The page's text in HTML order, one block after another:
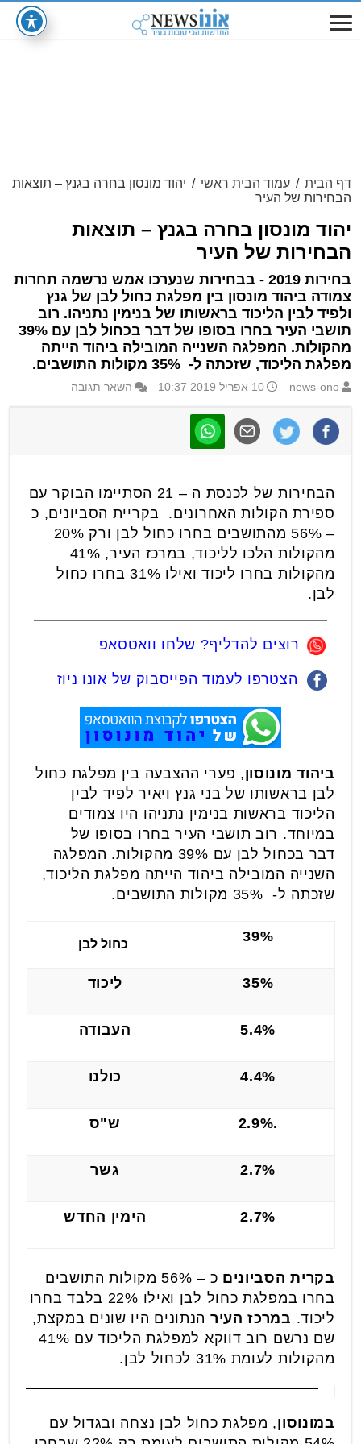
דף הבית / עמוד הבית ראשי / יהוד מונסון בחרה בגנץ – תוצאות
הבחירות של העיר
יהוד מונסון בחרה בגנץ – תוצאות
הבחירות של העיר
בחירות 2019 - בבחירות שנערכו אמש נרשמה תחרות
צמודה ביהוד מונסון בין מפלגת כחול לבן של גנץ
ולפיד לבין הליכוד בראשותו של בנימין נתניהו. רוב
תושבי העיר בחרו בסופו של דבר בכחול לבן עם 39%
מהקולות. המפלגה השנייה המובילה ביהוד הייתה
מפלגת הליכוד, שזכתה ל- 35% מקולות התושבים.
news-ono 10 אפריל 2019 10:37 השאר תגובה
הבחירות של לכנסת ה – 21 הסתיימו הבוקר עם
ספירת הקולות האחרונים. בקריית הסביונים, כ
– 56% מהתושבים בחרו כחול לבן ורק 20%
מהקולות הלכו לליכוד, במרכז העיר, 41%
מהקולות בחרו ליכוד ואילו 31% בחרו כחול
לבן.
רוצים להדליף? שלחו וואטסאפ
הצטרפו לעמוד הפייסבוק של אונו ניוז
ביהוד מונוסון, פערי ההצבעה בין מפלגת כחול
לבן בראשותו של בני גנץ ויאיר לפיד לבין
הליכוד בראשות בנימין נתניהו היו צמודים
במיוחד. רוב תושבי העיר בחרו בסופו של
דבר בכחול לבן עם 39% מהקולות. המפלגה
השנייה המובילה ביהוד הייתה מפלגת הליכוד,
שזכתה ל- 35% מקולות התושבים.
39% כחול לבן
35% ליכוד
5.4% העבודה
4.4% כולנו
.2.9% ש"ס
2.7% גשר
2.7% הימין החדש
בקרית הסביונים
כ – 56% מקולות התושבים
בחרו במפלגת כחול לבן ואילו 22% בלבד בחרו
ליכוד. במרכז העיר הנתונים היו שונים במקצת,
שם נרשם רוב דווקא למפלגת הליכוד עם 41%
מהקולות לעומת 31% לכחול לבן.
במונוסון, מפלגת כחול לבן נצחה ובגדול עם